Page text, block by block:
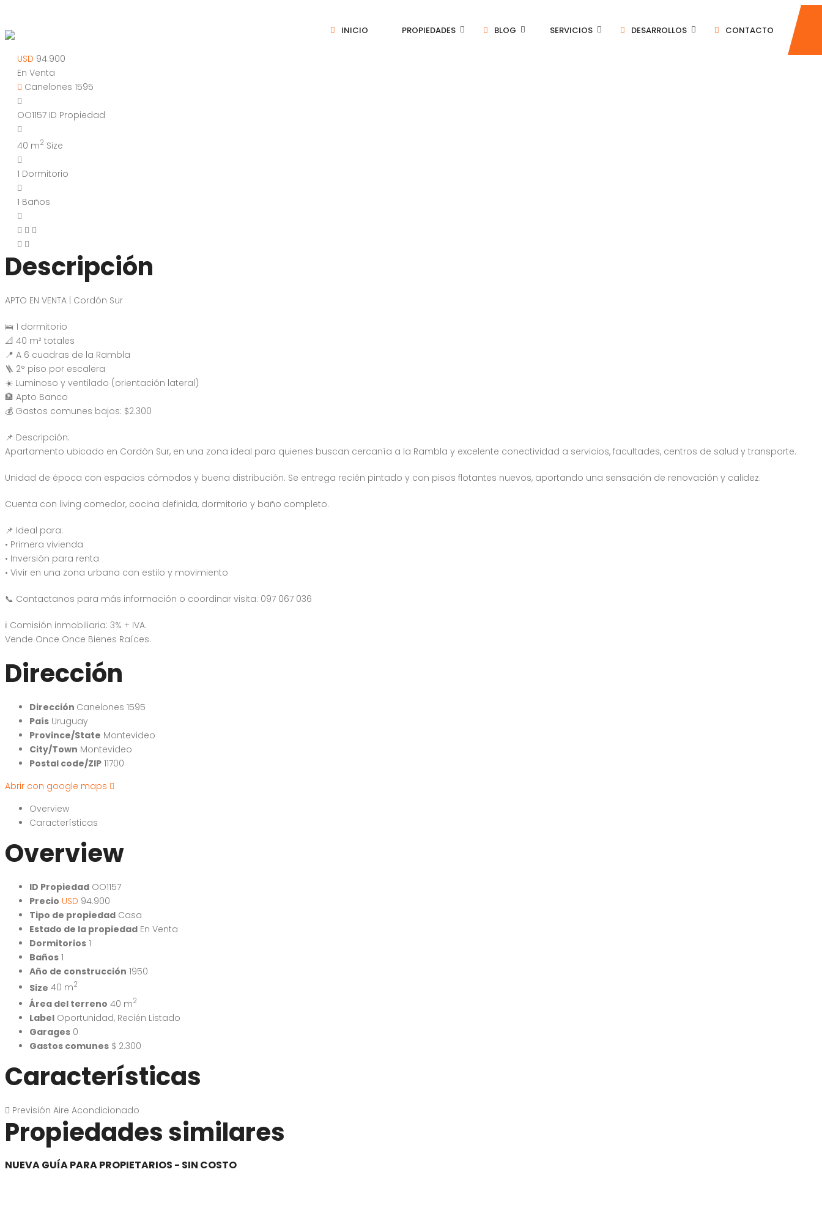
INICIO PROPIEDADES BLOG SERVICIOS DESARROLLOS CONTACTO
USD 94.900
En Venta
Canelones 1595
OO1157 ID Propiedad
40 m2 Size
1 Dormitorio
1 Baños
Descripción
APTO EN VENTA | Cordón Sur
🛌 1 dormitorio
📐 40 m² totales
📍 A 6 cuadras de la Rambla
🪜 2° piso por escalera
☀️ Luminoso y ventilado (orientación lateral)
🏦 Apto Banco
💰 Gastos comunes bajos: $2.300
📌 Descripción:
Apartamento ubicado en Cordón Sur, en una zona ideal para quienes buscan cercanía a la Rambla y excelente conectividad a servicios, facultades, centros de salud y transporte.
Unidad de época con espacios cómodos y buena distribución. Se entrega recién pintado y con pisos flotantes nuevos, aportando una sensación de renovación y calidez.
Cuenta con living comedor, cocina definida, dormitorio y baño completo.
📌 Ideal para:
• Primera vivienda
• Inversión para renta
• Vivir en una zona urbana con estilo y movimiento
📞 Contactanos para más información o coordinar visita: 097 067 036
ℹ️ Comisión inmobiliaria: 3% + IVA.
Vende Once Once Bienes Raíces.
Dirección
Dirección Canelones 1595
País Uruguay
Province/State Montevideo
City/Town Montevideo
Postal code/ZIP 11700
Abrir con google maps
Overview
Características
Overview
ID Propiedad OO1157
Precio USD 94.900
Tipo de propiedad Casa
Estado de la propiedad En Venta
Dormitorios 1
Baños 1
Año de construcción 1950
Size 40 m2
Área del terreno 40 m2
Label Oportunidad, Recién Listado
Garages 0
Gastos comunes $ 2.300
Características
Previsión Aire Acondicionado
Propiedades similares
NUEVA GUÍA PARA PROPIETARIOS - SIN COSTO